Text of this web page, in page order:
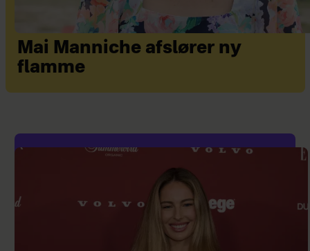
Mai Manniche afslører ny
flamme